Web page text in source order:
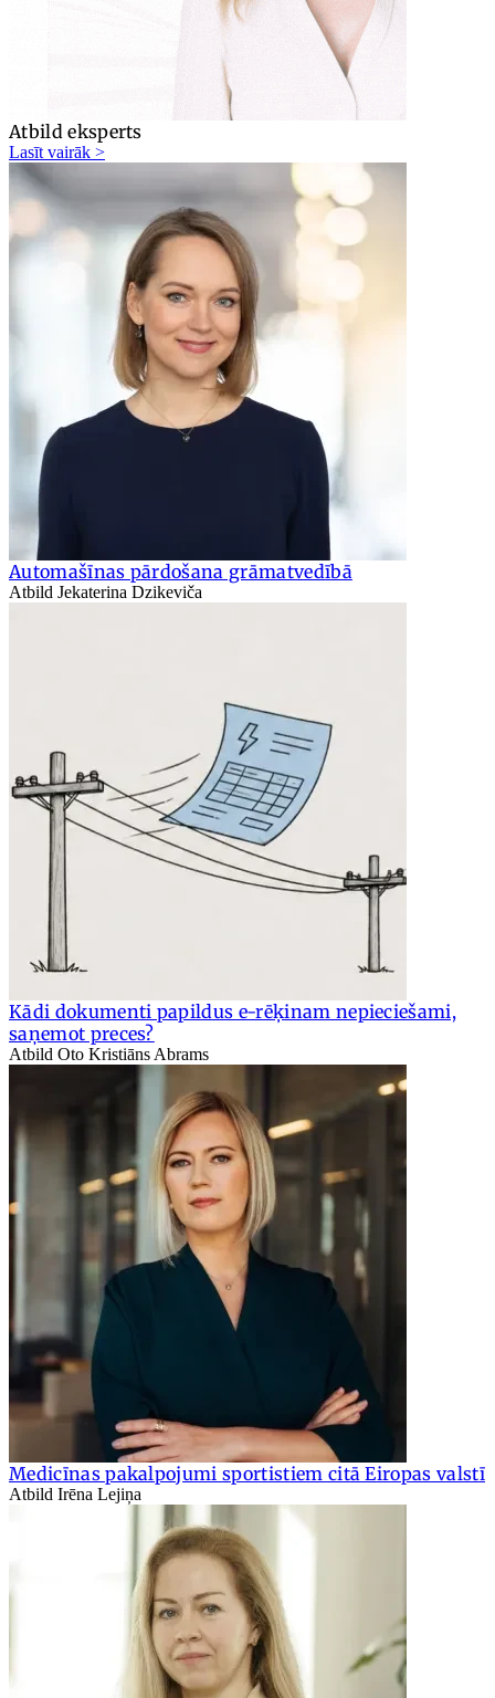
Atbild eksperts
Lasīt vairāk >
Automašīnas pārdošana grāmatvedībā
Atbild Jekaterina Dzikeviča
Kādi dokumenti papildus e-rēķinam nepieciešami,
saņemot preces?
Atbild Oto Kristiāns Abrams
Medicīnas pakalpojumi sportistiem citā Eiropas valstī
Atbild Irēna Lejiņa